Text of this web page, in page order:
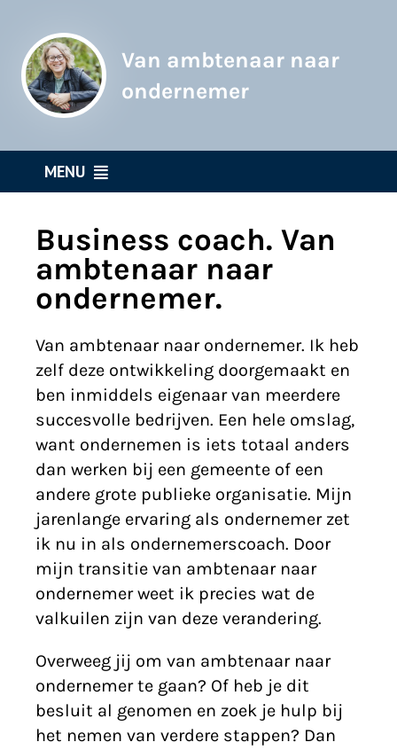
inhoud
Van ambtenaar naar
ondernemer
MENU
Home
Business coach
It’s all about community
Participatie Podcast
KidsErOpUit Media
Gold Works
Blogs
Contact
Business coach. Van
ambtenaar naar
ondernemer.
Van ambtenaar naar ondernemer. Ik heb
zelf deze ontwikkeling doorgemaakt en
ben inmiddels eigenaar van meerdere
succesvolle bedrijven. Een hele omslag,
want ondernemen is iets totaal anders
dan werken bij een gemeente of een
andere grote publieke organisatie. Mijn
jarenlange ervaring als ondernemer zet
ik nu in als ondernemerscoach. Door
mijn transitie van ambtenaar naar
ondernemer weet ik precies wat de
valkuilen zijn van deze verandering.
Overweeg jij om van ambtenaar naar
ondernemer te gaan? Of heb je dit
besluit al genomen en zoek je hulp bij
het nemen van verdere stappen? Dan